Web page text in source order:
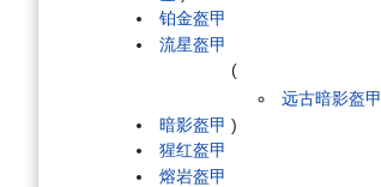
铂金盔甲
流星盔甲
暗影盔甲
(
远古暗影盔甲
)
猩红盔甲
熔岩盔甲